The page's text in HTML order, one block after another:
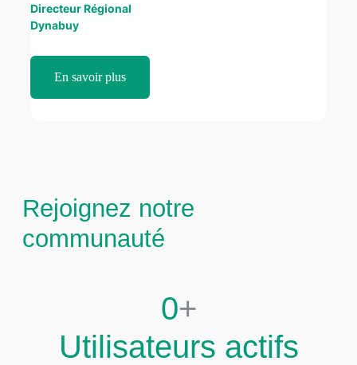
Directeur Régional
Dynabuy
En savoir plus
Rejoignez notre
communauté
0+
Utilisateurs actifs